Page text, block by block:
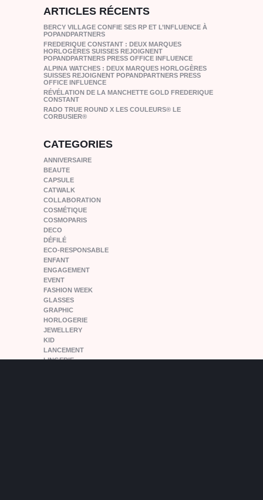
ARTICLES RÉCENTS
BERCY VILLAGE CONFIE SES RP ET L’INFLUENCE À
POPANDPARTNERS
FREDERIQUE CONSTANT : DEUX MARQUES
HORLOGÈRES SUISSES REJOIGNENT
POPANDPARTNERS PRESS OFFICE INFLUENCE
ALPINA WATCHES : DEUX MARQUES HORLOGÈRES
SUISSES REJOIGNENT POPANDPARTNERS PRESS
OFFICE INFLUENCE
RÉVÉLATION DE LA MANCHETTE GOLD FREDERIQUE
CONSTANT
RADO TRUE ROUND X LES COULEURS® LE
CORBUSIER®
CATEGORIES
ANNIVERSAIRE
BEAUTE
CAPSULE
CATWALK
COLLABORATION
COSMÉTIQUE
COSMOPARIS
DECO
DÉFILÉ
ECO-RESPONSABLE
ENFANT
ENGAGEMENT
EVENT
FASHION WEEK
GLASSES
GRAPHIC
HORLOGERIE
JEWELLERY
KID
LANCEMENT
LINGERIE